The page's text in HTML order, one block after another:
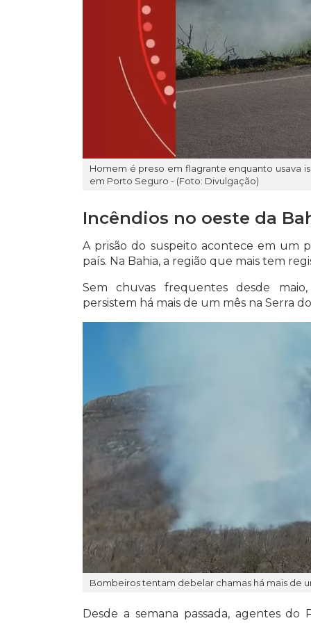
Homem é preso em flagrante enquanto usava
em Porto Seguro - (Foto: Divulgação)
Incêndios no oeste da
A prisão do suspeito acontece em um
país. Na Bahia, a região que mais tem
Sem chuvas frequentes desde
persistem há mais de um mês na Serra
Bombeiros tentam debelar chamas há mais de
Desde a semana passada,agentes do